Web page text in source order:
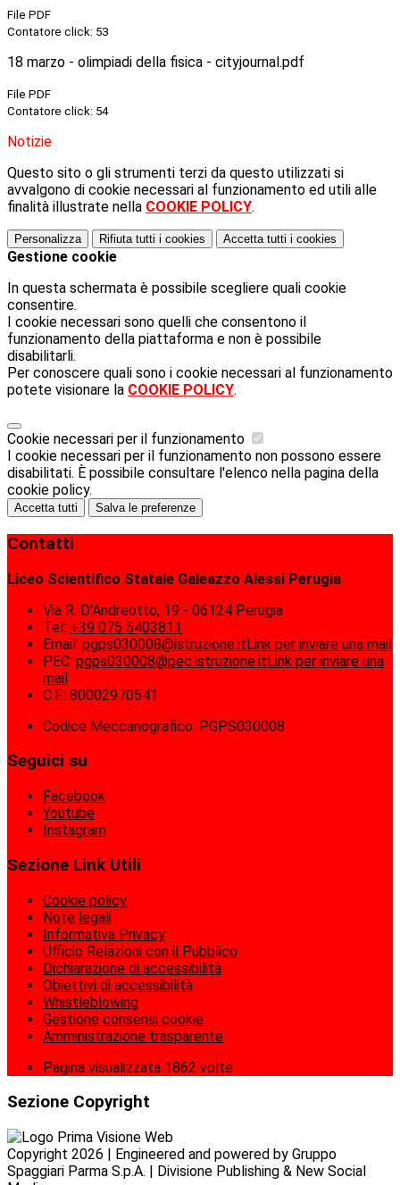
File PDF
Contatore click: 53
18 marzo - olimpiadi della fisica - cityjournal.pdf
File PDF
Contatore click: 54
Notizie
Questo sito o gli strumenti terzi da questo utilizzati si
avvalgono di cookie necessari al funzionamento ed utili alle
finalità illustrate nella COOKIE POLICY.
Personalizza Rifiuta tutti i cookies Accetta tutti i cookies
Gestione cookie
In questa schermata è possibile scegliere quali cookie
consentire.
I cookie necessari sono quelli che consentono il
funzionamento della piattaforma e non è possibile
disabilitarli.
Per conoscere quali sono i cookie necessari al funzionamento
potete visionare la COOKIE POLICY.
Cookie necessari per il funzionamento
I cookie necessari per il funzionamento non possono essere
disabilitati. È possibile consultare l'elenco nella pagina della
cookie policy.
Accetta tutti Salva le preferenze
Contatti
Liceo Scientifico Statale Galeazzo Alessi Perugia
Via R. D'Andreotto, 19 - 06124 Perugia
Tel: +39 075 5403811
Email: pgps030008@istruzione.itLink per inviare una mail
PEC: pgps030008@pec.istruzione.itLink per inviare una
mail
C.F.: 80002970541
Codice Meccanografico: PGPS030008
Seguici su
Facebook
Youtube
Instagram
Sezione Link Utili
Cookie policy
Note legali
Informativa Privacy
Ufficio Relazioni con il Pubblico
Dichiarazione di accessibilità
Obiettivi di accessibilità
Whistleblowing
Gestione consensi cookie
Amministrazione trasparente
Pagina visualizzata 1862 volte
Sezione Copyright
Copyright 2026 | Engineered and powered by Gruppo
Spaggiari Parma S.p.A. | Divisione Publishing & New Social